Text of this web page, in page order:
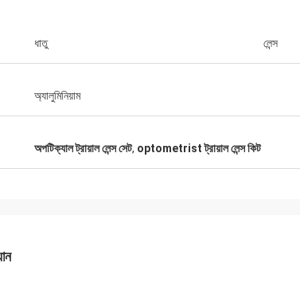
ধাতু লেন্স
অ্যালুমিনিয়াম
অপটিক্যাল ট্রায়াল লেন্স সেট, optometrist ট্রায়াল লেন্স কিট